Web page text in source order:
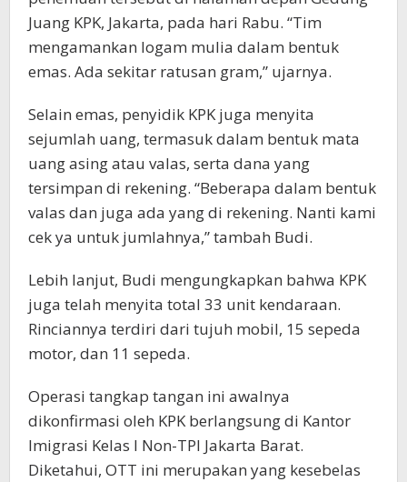
Juang KPK, Jakarta, pada hari Rabu. “Tim
mengamankan logam mulia dalam bentuk
emas. Ada sekitar ratusan gram,” ujarnya.
Selain emas, penyidik KPK juga menyita
sejumlah uang, termasuk dalam bentuk mata
uang asing atau valas, serta dana yang
tersimpan di rekening. “Beberapa dalam bentuk
valas dan juga ada yang di rekening. Nanti kami
cek ya untuk jumlahnya,” tambah Budi.
Lebih lanjut, Budi mengungkapkan bahwa KPK
juga telah menyita total 33 unit kendaraan.
Rinciannya terdiri dari tujuh mobil, 15 sepeda
motor, dan 11 sepeda.
Operasi tangkap tangan ini awalnya
dikonfirmasi oleh KPK berlangsung di Kantor
Imigrasi Kelas I Non-TPI Jakarta Barat.
Diketahui, OTT ini merupakan yang kesebelas